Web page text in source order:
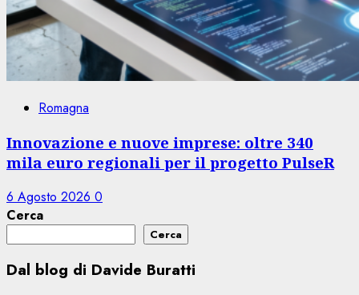
Romagna
Innovazione e nuove imprese: oltre 340
mila euro regionali per il progetto PulseR
6 Agosto 2026 0
Cerca
Cerca
Dal blog di Davide Buratti